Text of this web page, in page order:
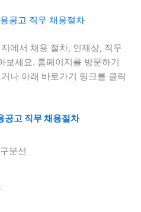
에서 채용 절차, 인재상, 직무
보세요. 홈페이지를 방문하기
나 아래 바로가기 링크를 클릭
공고 직무 채용절차